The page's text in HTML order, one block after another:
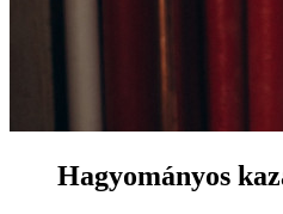
Hagyományos